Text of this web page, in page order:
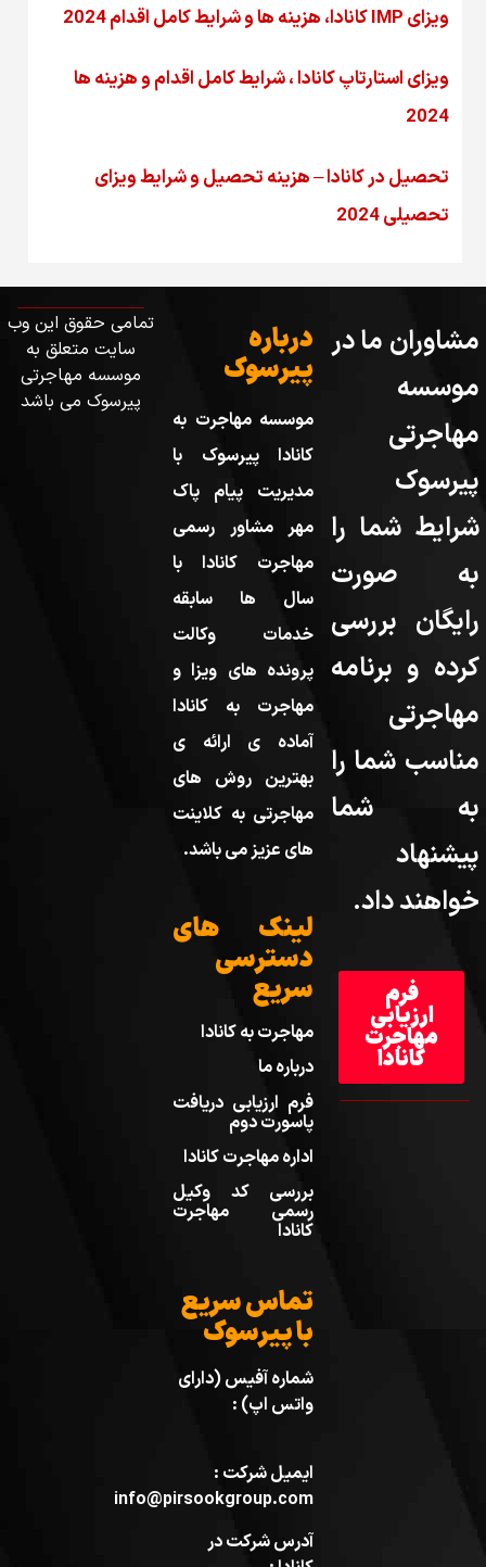
ویزای IMP کانادا، هزینه ها و شرایط کامل اقدام 2024
ویزای استارتاپ کانادا ، شرایط کامل اقدام و هزینه ها
2024
تحصیل در کانادا – هزینه‌ تحصیل و شرایط ویزای
تحصیلی 2024
مشاوران ما در
موسسه
مهاجرتی
پیرسوک
شرایط شما را
به صورت
رایگان بررسی
کرده و برنامه
مهاجرتی
مناسب شما را
به شما
پیشنهاد
خواهند داد.
فرم
ارزیابی
مهاجرت
کانادا
درباره
پیرسوک
موسسه مهاجرت به
کانادا پیرسوک با
مدیریت پیام پاک
مهر مشاور رسمی
مهاجرت کانادا با
سال ها سابقه
خدمات وکالت
پرونده های ویزا و
مهاجرت به کانادا
آماده ی ارائه ی
بهترین روش های
مهاجرتی به کلاینت
های عزیز می باشد.
لینک های
دسترسی
سریع
مهاجرت به کانادا
درباره ما
فرم ارزیابی دریافت
پاسورت دوم
اداره مهاجرت کانادا
بررسی کد وکیل
رسمی مهاجرت
کانادا
تماس سریع
با پیرسوک
شماره آفیس (دارای
واتس اپ) :
ایمیل شرکت :
info@pirsookgroup.com
آدرس شرکت در
تمامی حقوق این وب
سایت متعلق به
موسسه مهاجرتی
پیرسوک می باشد